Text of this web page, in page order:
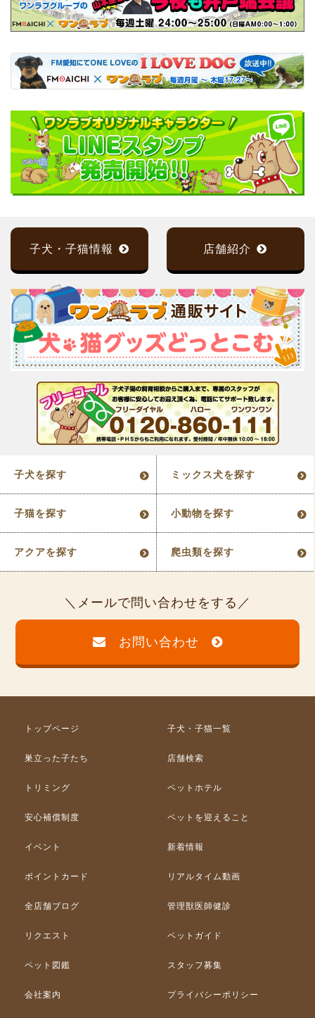
子犬・子猫情報 店舗紹介
子犬を探す ミックス犬を探す
子猫を探す 小動物を探す
アクアを探す 爬虫類を探す
メールで問い合わせをする
お問い合わせ
トップページ 子犬・子猫一覧
巣立った子たち 店舗検索
トリミング ペットホテル
安心補償制度 ペットを迎えること
イベント 新着情報
ポイントカード リアルタイム動画
全店舗ブログ 管理獣医師健診
リクエスト ペットガイド
ペット図鑑 スタッフ募集
会社案内 プライバシーポリシー